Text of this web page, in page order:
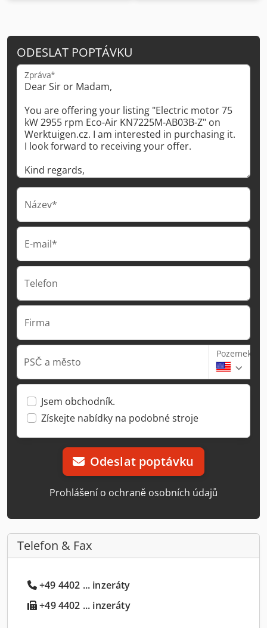
ODESLAT POPTÁVKU
Zpráva*
Název*
E-mail*
Telefon
Firma
PSČ a město
Pozemek
Jsem obchodník.
Získejte nabídky na podobné stroje
Odeslat poptávku
Prohlášení o ochraně osobních údajů
Telefon & Fax
+49 4402 ... inzeráty
+49 4402 ... inzeráty